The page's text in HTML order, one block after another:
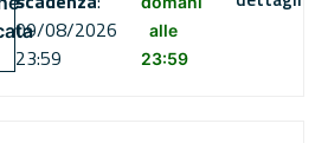
09/08/2026
23:59
alle
23:59